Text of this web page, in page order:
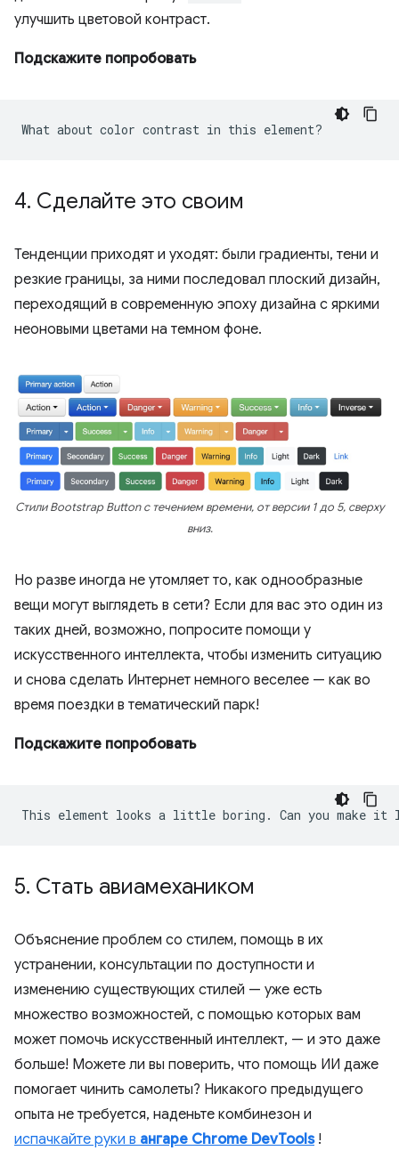
улучшить цветовой контраст.
Подскажите попробовать
4. Сделайте это своим
Тенденции приходят и уходят: были градиенты, тени и
резкие границы, за ними последовал плоский дизайн,
переходящий в современную эпоху дизайна с яркими
неоновыми цветами на темном фоне.
Стили Bootstrap Button с течением времени, от версии 1 до 5, сверху
вниз.
Но разве иногда не утомляет то, как однообразные
вещи могут выглядеть в сети? Если для вас это один из
таких дней, возможно, попросите помощи у
искусственного интеллекта, чтобы изменить ситуацию
и снова сделать Интернет немного веселее — как во
время поездки в тематический парк!
Подскажите попробовать
5. Стать авиамехаником
Объяснение проблем со стилем, помощь в их
устранении, консультации по доступности и
изменению существующих стилей — уже есть
множество возможностей, с помощью которых вам
может помочь искусственный интеллект, — и это даже
больше! Можете ли вы поверить, что помощь ИИ даже
помогает чинить самолеты? Никакого предыдущего
опыта не требуется, наденьте комбинезон и
испачкайте руки в ангаре Chrome DevTools!